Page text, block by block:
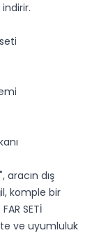
aracın dış
komple bir
SETİ
ve uyumluluk